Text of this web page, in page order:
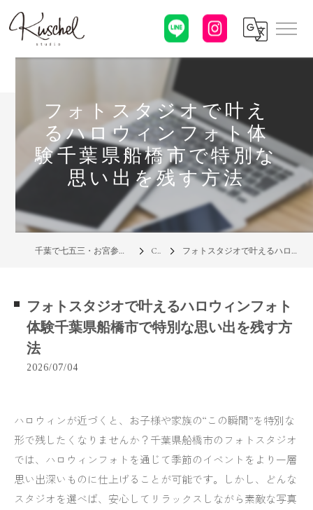
フォトスタジオで叶え
るハロウィンフォト体
験千葉県船橋市で特別な
思い出を残す方法
千葉で七五三・お宮参り・家族写真の写真館なら「クシェルスタジオ」 Column フォトスタジオで叶えるハロウィンフォト体験千葉県船橋市で特別な思い出を残す方法
フォトスタジオで叶えるハロウィンフォト
体験千葉県船橋市で特別な思い出を残す方
法
2026/07/04
ハロウィンが近づくと、お子様や家族の“この瞬間”を特別な
形で残したくなりませんか？千葉県船橋市のフォトスタジオ
では、ハロウィンフォトを通じて季節のイベントをより一層
思い出深いものに仕上げることが可能です。しかし、どんな
スタジオを選べば、安心してリラックスしながら素敵な写真